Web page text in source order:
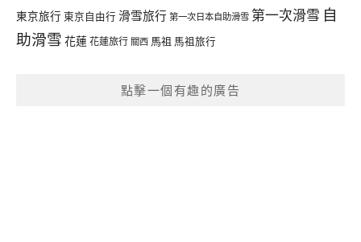
東京旅行 東京自由行 滑雪旅行 第一次日本自助滑雪 第一次滑雪 自
助滑雪 花蓮花蓮旅行 關西 馬祖 馬祖旅行
點擊一個有趣的廣告